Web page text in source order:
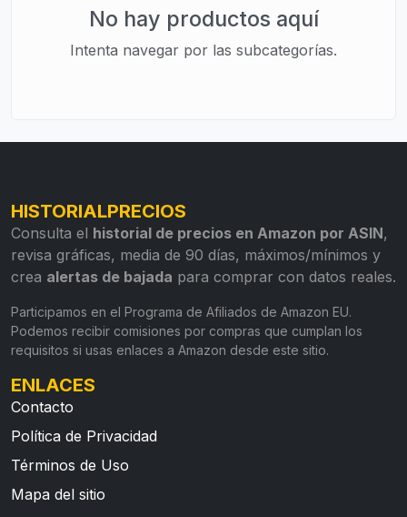
No hay productos aquí
Intenta navegar por las subcategorías.
HISTORIALPRECIOS
Consulta el historial de precios en Amazon por ASIN,
revisa gráficas, media de 90 días, máximos/mínimos y
crea alertas de bajada para comprar con datos reales.
Participamos en el Programa de Afiliados de Amazon EU.
Podemos recibir comisiones por compras que cumplan los
requisitos si usas enlaces a Amazon desde este sitio.
ENLACES
Contacto
Política de Privacidad
Términos de Uso
Mapa del sitio